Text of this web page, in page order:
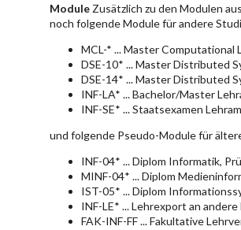
Module Zusätzlich zu den Modulen
noch folgende Module für andere
MCL-* ... Master Computational
DSE-10* ... Master Distributed
DSE-14* ... Master Distributed
INF-LA* ... Bachelor/Master
INF-SE* ... Staatsexamen
und folgende Pseudo-Module für
INF-04* ... Diplom Informatik,
MINF-04* ... Diplom
IST-05* ... Diplom
INF-LE* ... Lehrexport an
FAK-INF-FF ... Fakultative